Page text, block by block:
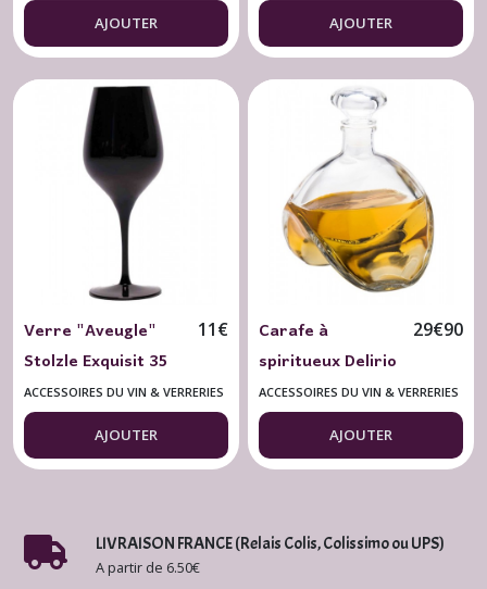
AJOUTER AJOUTER
Verre "Aveugle"
Stolzle Exquisit 35
cl. (le verre)
11€
ACCESSOIRES DU VIN & VERRERIES
AJOUTER
Carafe à
spiritueux Delirio
70 cl.
29€90
ACCESSOIRES DU VIN & VERRERIES
AJOUTER
LIVRAISON FRANCE (Relais Colis, Colissimo ou UPS)
A partir de 6.50€